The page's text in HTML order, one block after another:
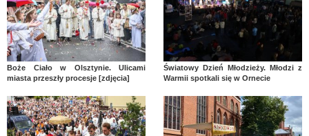
Boże Ciało w Olsztynie. Ulicami
miasta przeszły procesje [zdjęcia]
Światowy Dzień Młodzieży. Młodzi z
Warmii spotkali się w Ornecie